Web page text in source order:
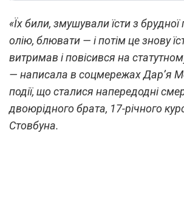
«Їх били, змушували їсти з брудної
олію, блювати — і потім це знову
витримав і повісився на
— написала в соцмережах Дар’я
події, що сталися напередодні
двоюрідного брата, 17-річного
Стовбуна.